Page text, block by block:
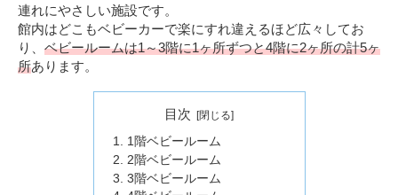
連れにやさしい施設です。
館内はどこもベビーカーで楽にすれ違えるほど広々してお
り、 ベビールームは1～3階に1ヶ所ずつと4階に2ヶ所の計5ヶ
所あります。
目次
1階ベビールーム
2階ベビールーム
3階ベビールーム